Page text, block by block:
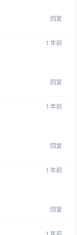
回复
1 年前
回复
1 年前
回复
1 年前
回复